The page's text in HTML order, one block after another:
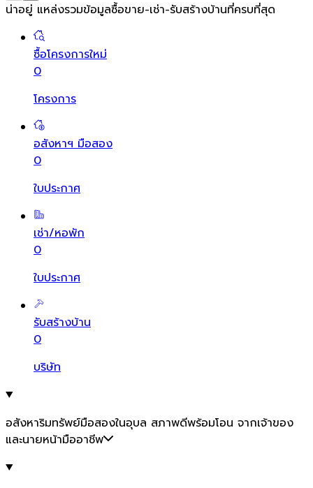
น่าอยู่ แหล่งรวมข้อมูลซื้อขาย-เช่า-รับสร้างบ้านที่ครบที่สุด
ซื้อโครงการใหม่
0
โครงการ
อสังหาฯ มือสอง
0
ใบประกาศ
เช่า/หอพัก
0
ใบประกาศ
รับสร้างบ้าน
0
บริษัท
อสังหาริมทรัพย์มือสองในอุบล สภาพดีพร้อมโอน จากเจ้าของ
และนายหน้ามืออาชีพ